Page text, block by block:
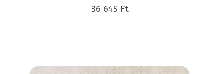
36 645 Ft